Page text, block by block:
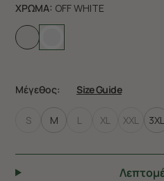
ΧΡΩΜΑ: OFF WHITE
Μέγεθος: Size Guide
S M L XL XXL 3XL